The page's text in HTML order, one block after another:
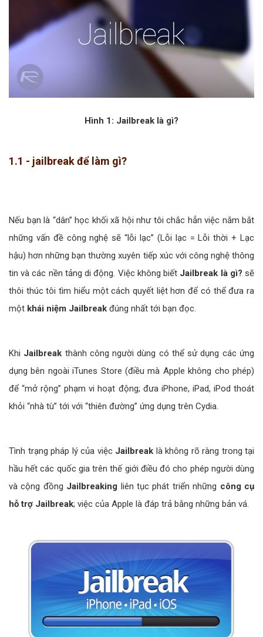
Hình 1: Jailbreak là gì?
1.1 - jailbreak để làm gì?
Nếu bạn là “dân” học khối xã hội như tôi chắc hẳn việc nắm bắt
những vấn đề công nghệ sẽ “lỗi lạc” (Lỗi lạc = Lỗi thời + Lạc
hậu) hơn những bạn thường xuyên tiếp xúc với công nghệ thông
tin và các nền tảng di động. Việc không biết Jailbreak là gì? sẽ
thôi thúc tôi tìm hiểu một cách quyết liệt hơn để có thể đưa ra
một khái niệm Jailbreak đúng nhất tới bạn đọc.
Khi Jailbreak thành công người dùng có thể sử dụng các ứng
dụng bên ngoài iTunes Store (điều mà Apple không cho phép)
để “mở rộng” phạm vi hoạt động; đưa iPhone, iPad, iPod thoát
khỏi “nhà tù” tới với “thiên đường” ứng dụng trên Cydia.
Tình trạng pháp lý của việcJailbreak là không rõ ràng trong tại
hầu hết các quốc gia trên thế giới điều đó cho phép người dùng
và cộng đồng Jailbreaking liên tục phát triển những công cụ
hỗ trợ Jailbreak; việc của Apple là đáp trả bằng những bản vá.